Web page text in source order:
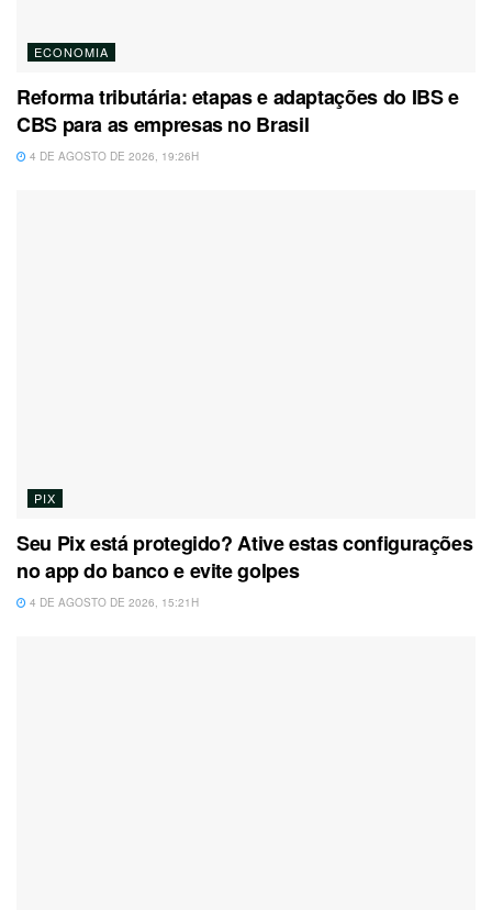
ECONOMIA
Reforma tributária: etapas e adaptações do IBS e
CBS para as empresas no Brasil
4 DE AGOSTO DE 2026, 19:26H
PIX
Seu Pix está protegido? Ative estas configurações
no app do banco e evite golpes
4 DE AGOSTO DE 2026, 15:21H